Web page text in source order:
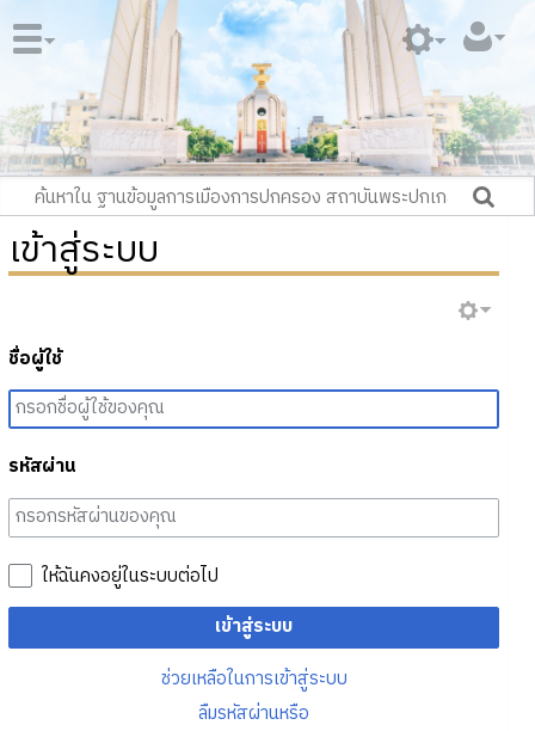
เข้าสู่ระบบ
ชื่อผู้ใช้
รหัสผ่าน
ให้ฉันคงอยู่ในระบบต่อไป
เข้าสู่ระบบ
ช่วยเหลือในการเข้าสู่ระบบ
ลืมรหัสผ่านหรือ